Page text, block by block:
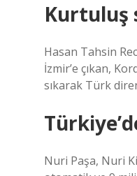
Kurtuluş
Hasan Tahsin
İzmir’e çıkan,
sıkarak Türk
Nuri Paşa, Nuri